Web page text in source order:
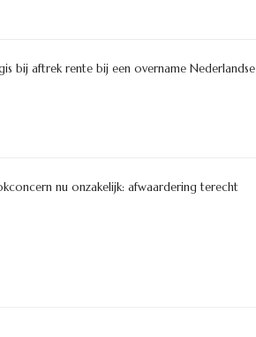
bij aftrek rente bij een overname Nederlandse
nu onzakelijk: afwaardering terecht